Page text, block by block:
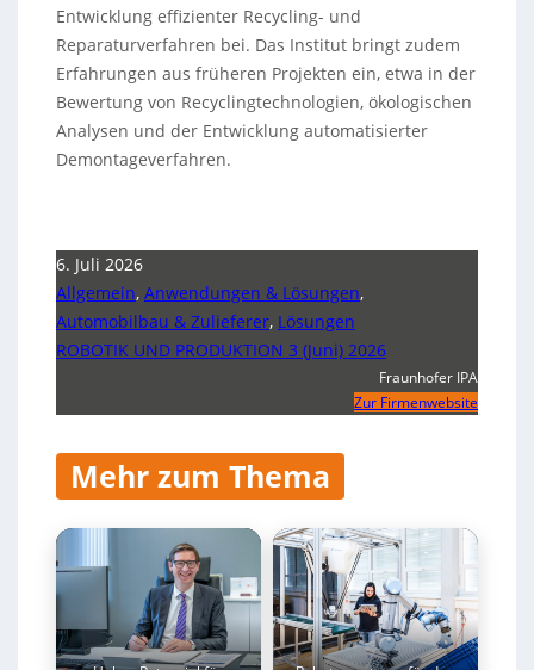
Entwicklung effizienter Recycling- und
Reparaturverfahren bei. Das Institut bringt zudem
Erfahrungen aus früheren Projekten ein, etwa in der
Bewertung von Recyclingtechnologien, ökologischen
Analysen und der Entwicklung automatisierter
Demontageverfahren.
6. Juli 2026
Allgemein, Anwendungen & Lösungen,
Automobilbau & Zulieferer, Lösungen
ROBOTIK UND PRODUKTION 3 (Juni) 2026
Fraunhofer IPA
Zur Firmenwebsite
Mehr zum Thema